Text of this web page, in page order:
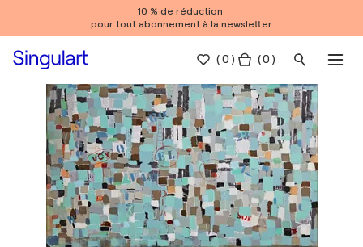
10 % de réduction
pour tout abonnement à la newsletter
(0 ) ( 0 )